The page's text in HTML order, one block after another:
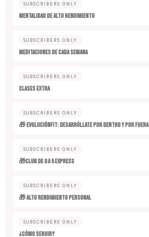
SUBSCRIBERS ONLY
MENTALIDAD DE ALTO RENDIMIENTO
SUBSCRIBERS ONLY
MEDITACIONES DE CADA SEMANA
SUBSCRIBERS ONLY
CLASES EXTRA
SUBSCRIBERS ONLY
🎁 EvoluciónFit: desarróllate por dentro y por fuera
SUBSCRIBERS ONLY
🎁Club de 0 a 5 EXPRESS
SUBSCRIBERS ONLY
🎁 ALTO RENDIMIENTO PERSONAL
SUBSCRIBERS ONLY
¿CÓMO SEGUIR?